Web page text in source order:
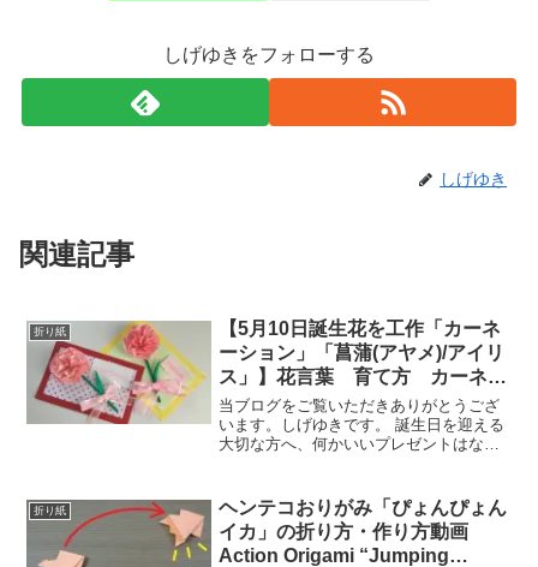
しげゆきをフォローする
しげゆき
関連記事
折り紙
【5月10日誕生花を工作「カーネ
ーション」「菖蒲(アヤメ)/アイリ
ス」】花言葉 育て方 カーネー
ションのカード Carnation card
当ブログをご覧いただきありがとうござ
います。しげゆきです。 誕生日を迎える
大切な方へ、何かいいプレゼントはない
手作りプレゼントを作れる記事を書きま
した。 あなたは「誕生...
折り紙
ヘンテコおりがみ「ぴょんぴょん
イカ」の折り方・作り方動画
Action Origami “Jumping